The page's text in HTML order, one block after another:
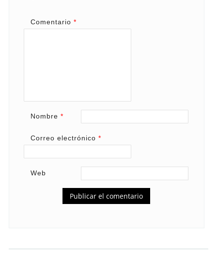
Comentario *
Nombre *
Correo electrónico *
Web